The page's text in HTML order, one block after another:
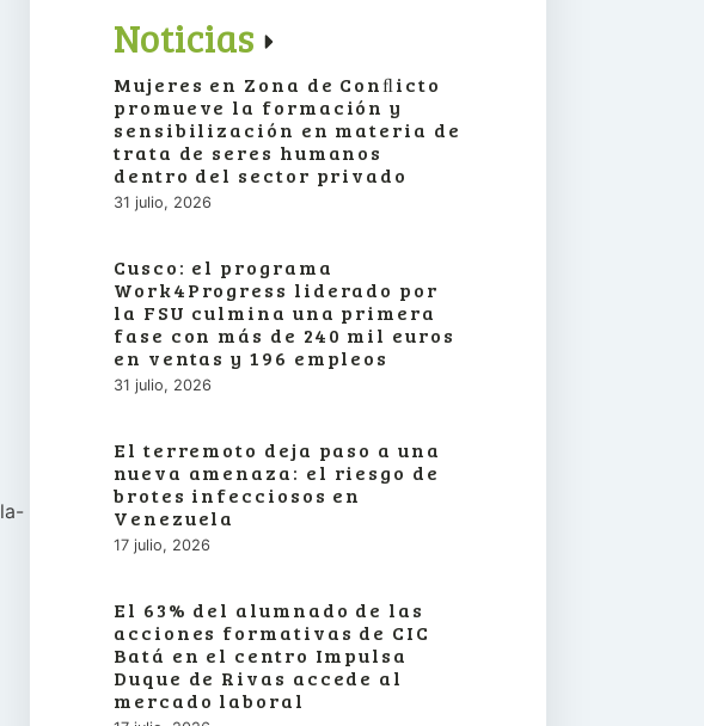
Noticias
Mujeres en Zona de Conﬂicto
promueve la formación y
sensibilización en materia de
trata de seres humanos
dentro del sector privado
31 julio, 2026
Cusco: el programa
Work4Progress liderado por
la FSU culmina una primera
fase con más de 240 mil euros
en ventas y 196 empleos
31 julio, 2026
El terremoto deja paso a una
nueva amenaza: el riesgo de
brotes infecciosos en
Venezuela
17 julio, 2026
El 63% del alumnado de las
acciones formativas de CIC
Batá en el centro Impulsa
Duque de Rivas accede al
mercado laboral